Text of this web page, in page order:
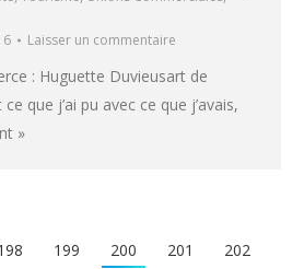
Laisser un commentaire
: Huguette Duvieusart de
ce que j’ai pu avec ce que j’avais,
»
199 200 201
202